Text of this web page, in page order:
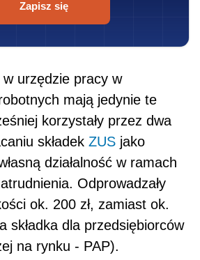
Zapisz się
urzędzie pracy w
mają jedynie te
korzystały przez dwa
składek ZUS jako
działalność w ramach
Odprowadzały
ok. 200 zł, zamiast ok.
składka dla przedsiębiorców
na rynku - PAP).